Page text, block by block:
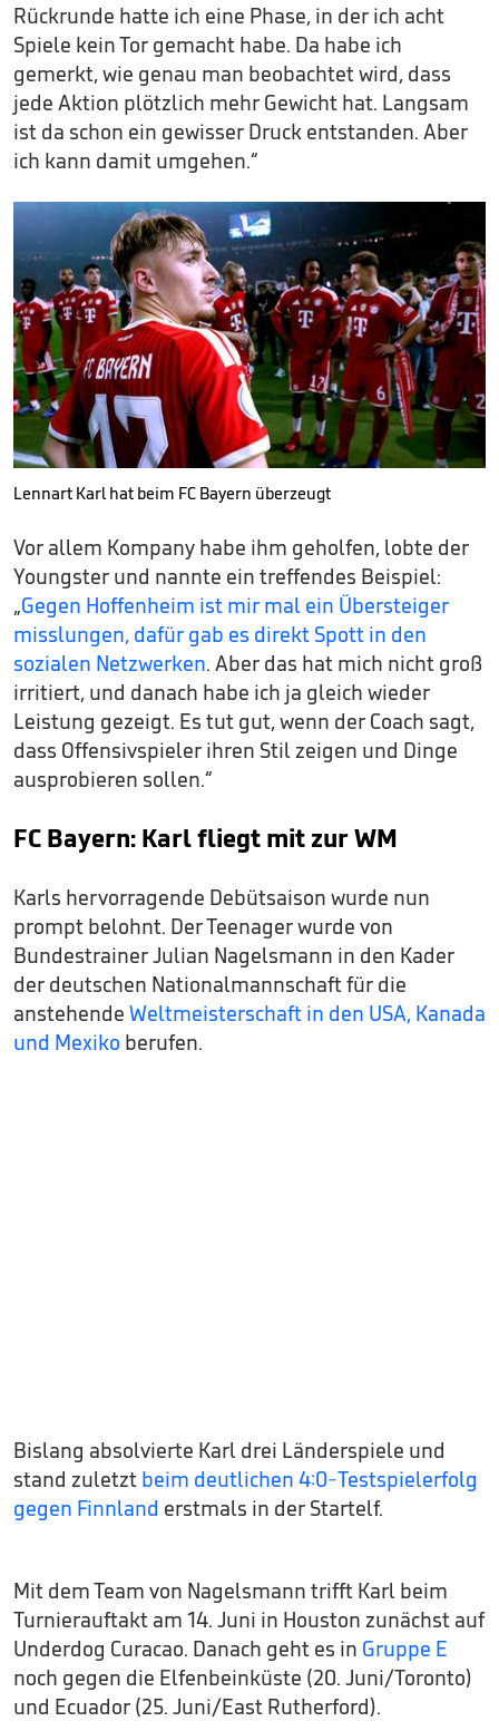
Rückrunde hatte ich eine Phase, in der ich acht
Spiele kein Tor gemacht habe. Da habe ich
gemerkt, wie genau man beobachtet wird, dass
jede Aktion plötzlich mehr Gewicht hat. Langsam
ist da schon ein gewisser Druck entstanden. Aber
ich kann damit umgehen.“
Lennart Karl hat beim FC Bayern überzeugt
Vor allem Kompany habe ihm geholfen, lobte der
Youngster und nannte ein treffendes Beispiel:
„Gegen Hoffenheim ist mir mal ein Übersteiger
misslungen, dafür gab es direkt Spott in den
sozialen Netzwerken. Aber das hat mich nicht groß
irritiert, und danach habe ich ja gleich wieder
Leistung gezeigt. Es tut gut, wenn der Coach sagt,
dass Offensivspieler ihren Stil zeigen und Dinge
ausprobieren sollen.“
FC Bayern: Karl fliegt mit zur WM
Karls hervorragende Debütsaison wurde nun
prompt belohnt. Der Teenager wurde von
Bundestrainer Julian Nagelsmann in den Kader
der deutschen Nationalmannschaft für die
anstehende Weltmeisterschaft in den USA, Kanada
und Mexiko berufen.
Bislang absolvierte Karl drei Länderspiele und
stand zuletzt beim deutlichen 4:0-Testspielerfolg
gegen Finnland erstmals in der Startelf.
Mit dem Team von Nagelsmann trifft Karl beim
Turnierauftakt am 14. Juni in Houston zunächst auf
Underdog Curacao. Danach geht es in Gruppe E
noch gegen die Elfenbeinküste (20. Juni/Toronto)
und Ecuador (25. Juni/East Rutherford).